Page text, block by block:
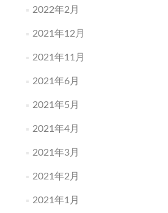
2022年2月
2021年12月
2021年11月
2021年6月
2021年5月
2021年4月
2021年3月
2021年2月
2021年1月